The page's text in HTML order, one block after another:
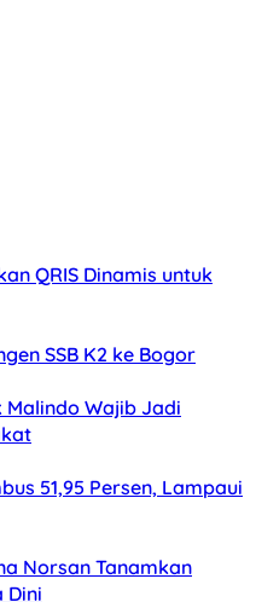
QRIS Dinamis untuk
SSB K2 ke Bogor
Malindo Wajib Jadi
51,95 Persen, Lampaui
Norsan Tanamkan
Dini